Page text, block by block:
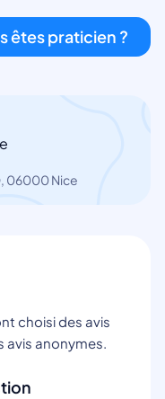
êtes praticien ?
06000 Nice
choisi des avis
anonymes.